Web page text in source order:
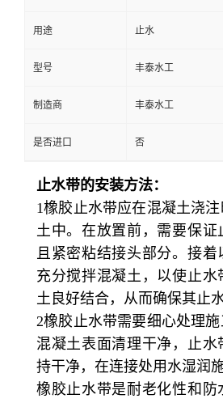
用途 止水
型号 丰泰水工
制造商 丰泰水工
是否进口 否
止水带的安装方法：
1橡胶止水带应在混凝土浇
土中。在放置前，需要保证
且紧密粘结接头部分。接着
充分搅拌混凝土，以使止水
土良好结合，从而确保其止水
2橡胶止水带需要细心处理
混凝土表面清理干净，止水
持干净，在连接处用水湿润
橡胶止水带是耐老化性和防